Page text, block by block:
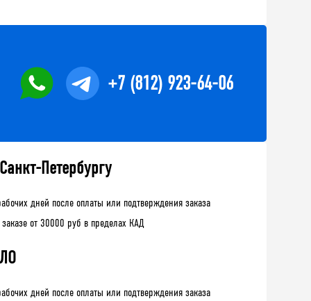
+7 (812) 923-64-06
Петербургу
дней после оплаты или подтверждения заказа
от 30000 руб в пределах КАД
дней после оплаты или подтверждения заказа